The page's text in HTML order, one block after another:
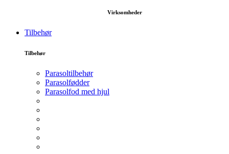
Virksomheder
Tilbehør
Tilbehør
Parasoltilbehør
Parasolfødder
Parasolfod med hjul